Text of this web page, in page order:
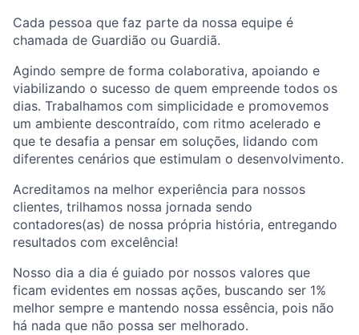
Cada pessoa que faz parte da nossa equipe é
chamada de Guardião ou Guardiã.
Agindo sempre de forma colaborativa, apoiando e
viabilizando o sucesso de quem empreende todos os
dias. Trabalhamos com simplicidade e promovemos
um ambiente descontraído, com ritmo acelerado e
que te desafia a pensar em soluções, lidando com
diferentes cenários que estimulam o desenvolvimento.
Acreditamos na melhor experiência para nossos
clientes, trilhamos nossa jornada sendo
contadores(as) de nossa própria história, entregando
resultados com excelência!
Nosso dia a dia é guiado por nossos valores que
ficam evidentes em nossas ações, buscando ser 1%
melhor sempre e mantendo nossa essência, pois não
há nada que não possa ser melhorado.